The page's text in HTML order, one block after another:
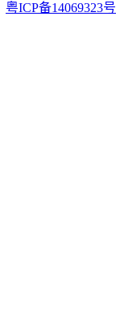
粤ICP备14069323号